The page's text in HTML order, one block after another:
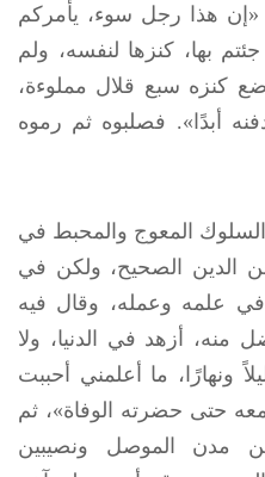
«إن هذا رجل سوء، يأمركم
بها، كنزها لنفسه، ولم
كنزه سبع قلال مملوءة،
أبدًا». فصلبوه ثم رموه
المعوج والمحبط في
الدين الصحيح، ولكن في
علمه وعمله، وقال فيه
منه، أزهد في الدنيا، ولا
ونهارًا، ما أعلمني أحببت
حتى حضرته الوفاة»، ثم
مدن الموصل ونصيبين